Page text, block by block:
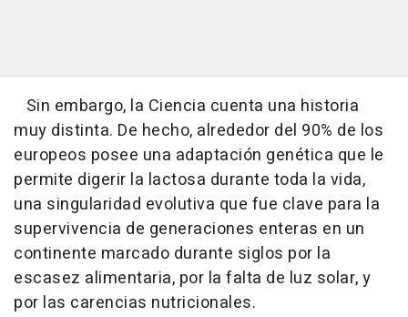
Sin embargo, la Ciencia cuenta una historia
muy distinta. De hecho, alrededor del 90% de los
europeos posee una adaptación genética que le
permite digerir la lactosa durante toda la vida,
una singularidad evolutiva que fue clave para la
supervivencia de generaciones enteras en un
continente marcado durante siglos por la
escasez alimentaria, por la falta de luz solar, y
por las carencias nutricionales.